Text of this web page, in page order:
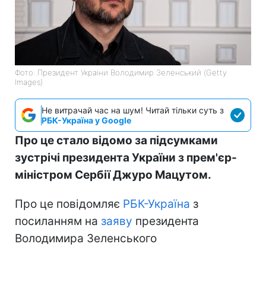
Фото: Президент України Володимир Зеленський (Getty
Images)
Не витрачай час на шум! Читай тільки суть з
РБК-Україна у Google
Про це стало відомо за підсумками
зустрічі президента України з прем'єр-
міністром Сербії Джуро Мацутом.
Про це повідомляє РБК-Україна з
посиланням на заяву президента
Володимира Зеленського